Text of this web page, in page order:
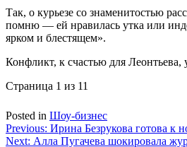
Так, о курьезе со знаменитостью
помню — ей нравилась утка или
ярком и блестящем».
Конфликт, к счастью для Леонтьева,
Страница 1 из 11
Posted in Шоу-бизнес
Навигация
Previous: Ирина Безрукова готова к
Next: Алла Пугачева шокировала